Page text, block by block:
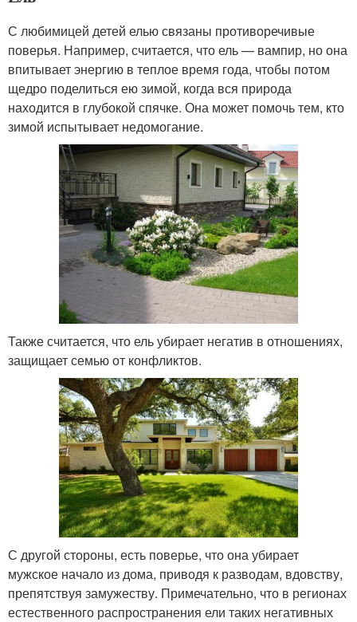
С любимицей детей елью связаны противоречивые
поверья. Например, считается, что ель — вампир, но она
впитывает энергию в теплое время года, чтобы потом
щедро поделиться ею зимой, когда вся природа
находится в глубокой спячке. Она может помочь тем, кто
зимой испытывает недомогание.
Также считается, что ель убирает негатив в отношениях,
защищает семью от конфликтов.
С другой стороны, есть поверье, что она убирает
мужское начало из дома, приводя к разводам, вдовству,
препятствуя замужеству. Примечательно, что в регионах
естественного распространения ели таких негативных